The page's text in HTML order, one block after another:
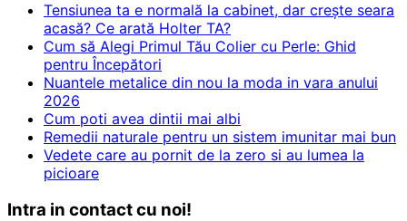
Tensiunea ta e normală la cabinet, dar crește seara
acasă? Ce arată Holter TA?
Cum să Alegi Primul Tău Colier cu Perle: Ghid
pentru Începători
Nuantele metalice din nou la moda in vara anului
2026
Cum poti avea dintii mai albi
Remedii naturale pentru un sistem imunitar mai bun
Vedete care au pornit de la zero si au lumea la
picioare
Intra in contact cu noi!